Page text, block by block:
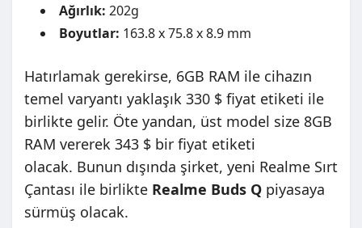
Ağırlık: 202g
Boyutlar: 163.8 x 75.8 x 8.9 mm
Hatırlamak gerekirse, 6GB RAM ile cihazın
temel varyantı yaklaşık 330 $ fiyat etiketi ile
birlikte gelir. Öte yandan, üst model size 8GB
RAM vererek 343 $ bir fiyat etiketi
olacak. Bunun dışında şirket, yeni Realme Sırt
Çantası ile birlikte Realme Buds Q piyasaya
sürmüş olacak.